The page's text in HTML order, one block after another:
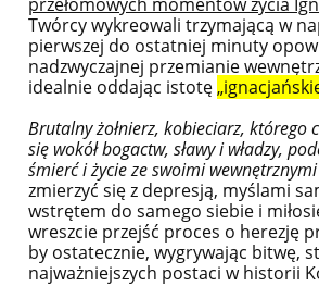
Twórcy wykreowali trzymającą w
pierwszej do ostatniej minuty
nadzwyczajnej przemianie
idealnie oddając istotę
Brutalny żołnierz, kobieciarz, którego
się wokół bogactw, sławy i władzy,
śmierć i życie ze swoimi
zmierzyć się z depresją, myślami
wstrętem do samego siebie i
wreszcie przejść proces o herezję
by ostatecznie, wygrywając bitwę,
najważniejszych postaci w historii